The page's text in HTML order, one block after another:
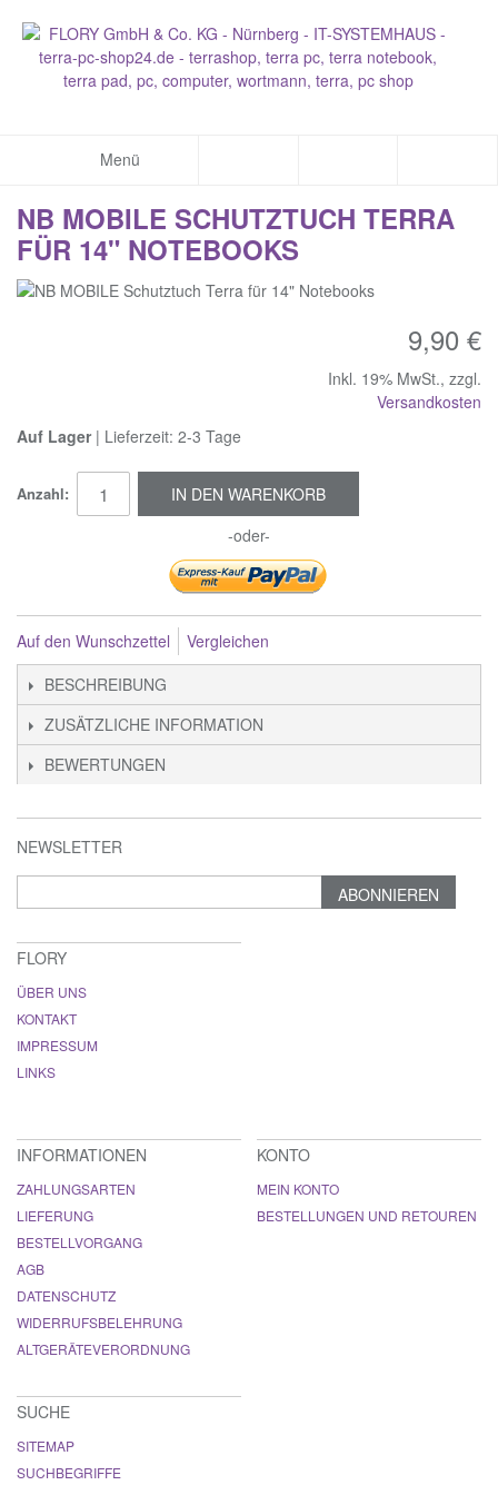
Menü
NB MOBILE SCHUTZTUCH TERRA
FÜR 14" NOTEBOOKS
9,90 €
Inkl. 19% MwSt., zzgl.
Versandkosten
Auf Lager| Lieferzeit: 2-3 Tage
Anzahl:
IN DEN WARENKORB
-oder-
Auf den Wunschzettel
Vergleichen
BESCHREIBUNG
ZUSÄTZLICHE INFORMATION
BEWERTUNGEN
NEWSLETTER
ABONNIEREN
FLORY
ÜBER UNS
KONTAKT
IMPRESSUM
LINKS
INFORMATIONEN
ZAHLUNGSARTEN
LIEFERUNG
BESTELLVORGANG
AGB
DATENSCHUTZ
WIDERRUFSBELEHRUNG
ALTGERÄTEVERORDNUNG
KONTO
MEIN KONTO
BESTELLUNGEN UND RETOUREN
SUCHE
SITEMAP
SUCHBEGRIFFE